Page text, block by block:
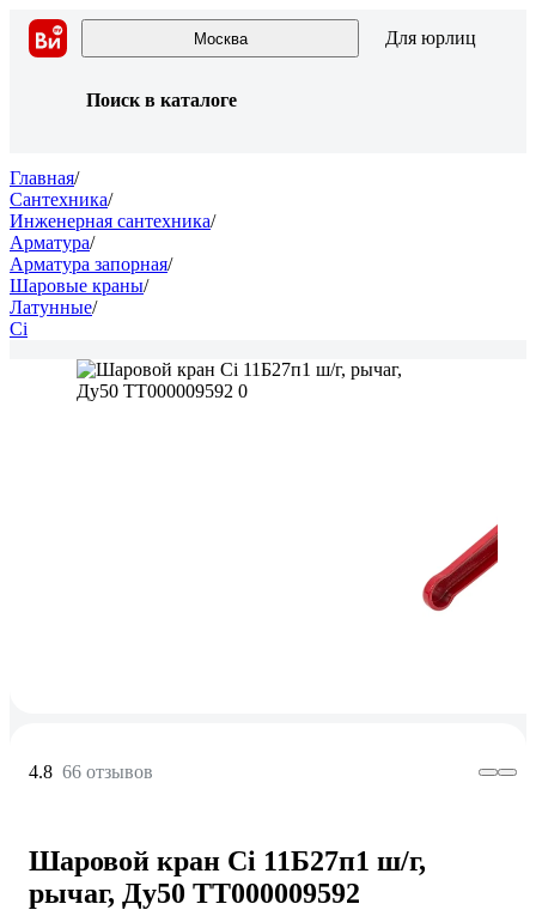
Москва Для юрлиц
Поиск в каталоге
Главная/
Сантехника/
Инженерная сантехника/
Арматура/
Арматура запорная/
Шаровые краны/
Латунные/
Ci
4.8 66 отзывов
Шаровой кран Ci 11Б27п1 ш/г,
рычаг, Ду50 ТТ000009592